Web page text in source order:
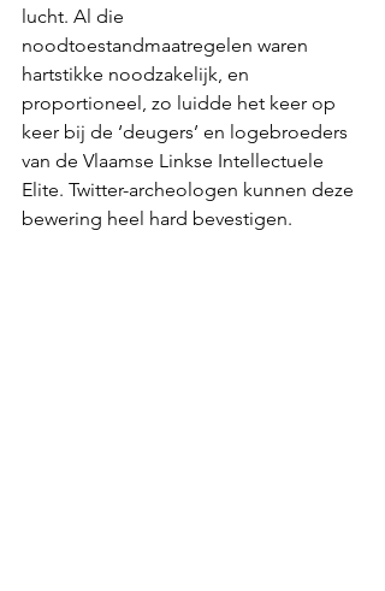
lucht. Al die
noodtoestandmaatregelen waren
hartstikke noodzakelijk, en
proportioneel, zo luidde het keer op
keer bij de ‘deugers’ en logebroeders
van de Vlaamse Linkse Intellectuele
Elite. Twitter-archeologen kunnen deze
bewering heel hard bevestigen.